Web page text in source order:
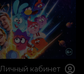
Личный кабинет